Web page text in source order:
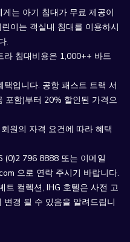
는 아기 침대가 무료 제공이
이는 객실내 침대를 이용하시
.
라 침대비용은 1,000++ 바트
입니다. 공항 패스트 트랙 서
포함)부터 20% 할인된 가격으
원의 자격 요건에 따라 혜택
(0)2 796 8888 또는 이메일
으로 연락 주시기 바랍니다.
트 컬렉션, IHG 호텔은 사전 고
경 될 수 있음을 알려드립니